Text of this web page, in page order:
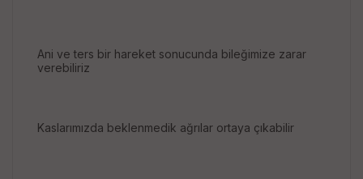
Ani ve ters bir hareket sonucunda bileğimize zarar
verebiliriz
Kaslarımızda beklenmedik ağrılar ortaya çıkabilir